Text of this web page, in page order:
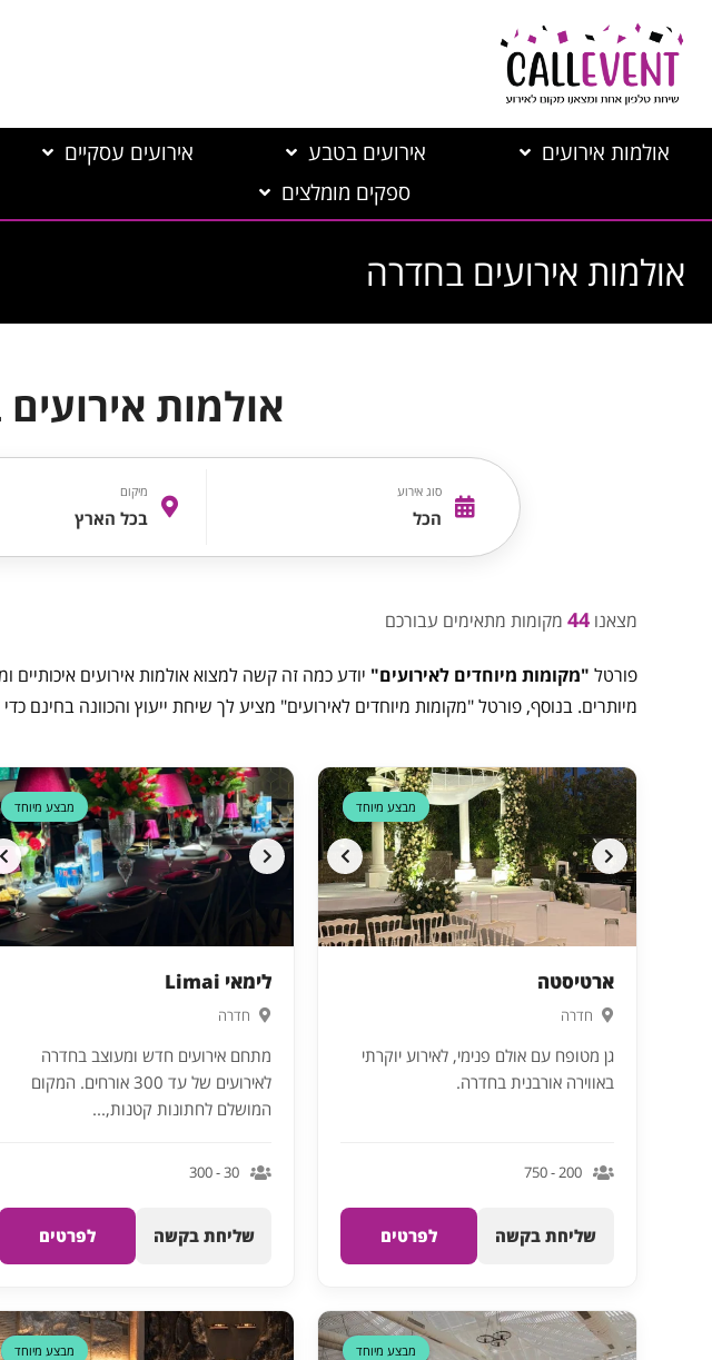
אולמות אירועים אירועים בטבע אירועים עסקיים
ספקים מומלצים
אולמות אירועים בחדרה
אולמות
סוג אירוע
הכל
מיקום
בכל הארץ
מצאנו44 מקומות מתאימים עבורכם
פורטל "מקומות מיוחדים לאירועים" יודע כמה זה קשה למצוא אולמות אירועים איכותיים
מיותרים. בנוסף, פורטל "מקומות מיוחדים לאירועים" מציע לך שיחת ייעוץ והכוונה בחינם
דקה 90
מבצע מיוחד
ארטיסטה
חדרה
גן מטופח עם אולם פנימי, לאירוע יוקרתי
באווירה אורבנית בחדרה.
200 - 750
שליחת בקשה לפרטים
דקה 90
מבצע מיוחד
לימאי Limai
חדרה
מתחם אירועים חדש ומעוצב בחדרה
לאירועים של עד 300 אורחים. המקום
המושלם לחתונות קטנות,...
30 - 300
שליחת בקשה לפרטים
דקה 90
מבצע מיוחד דקה 90
מבצע מיוחד